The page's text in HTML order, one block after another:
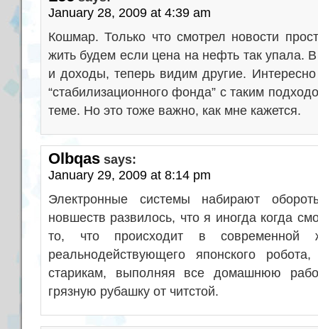
January 28, 2009 at 4:39 am
Кошмар. Только что смотрел новости
жить будем если цена на нефть так
и доходы, теперь видим другие.
“стабилизационного фонда” с таким
теме. Но это тоже важно, как мне кажется.
Olbqas says:
January 29, 2009 at 8:14 pm
Электронные системы набирают
новшеств развилось, что я иногда когда
то, что происходит в современной
реальнодействующего японского
старикам, выполняя все домашнюю
грязную рубашку от читстой.